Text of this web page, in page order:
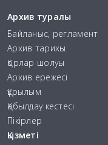
Архив туралы
Байланыс, регламент
Архив тарихы
Қорлар шолуы
Архив ережесі
Құрылым
Қабылдау кестесі
Пікірлер
Қызметі